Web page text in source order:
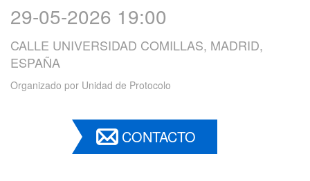
29-05-2026 19:00
CALLE UNIVERSIDAD COMILLAS, MADRID,
ESPAÑA
Organizado por Unidad de Protocolo
CONTACTO